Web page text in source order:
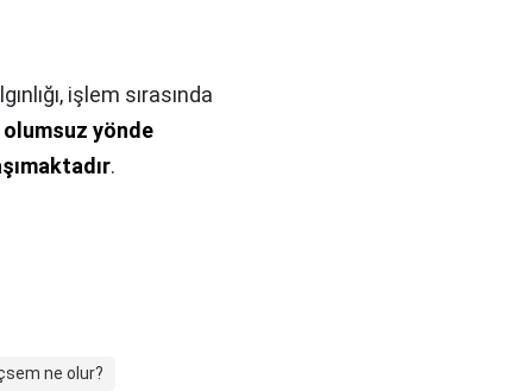
işlem sırasında
olumsuz yönde
.
ne olur?